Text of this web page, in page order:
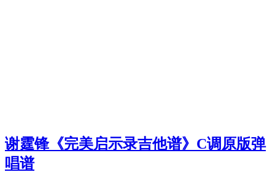
谢霆锋《完美启示录吉他谱》C调原版弹
唱谱